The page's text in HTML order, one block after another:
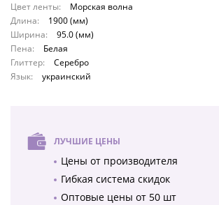
Цвет ленты:
Морская волна
Длина:
1900 (мм)
Ширина:
95.0 (мм)
Пена:
Белая
Глиттер:
Серебро
Язык:
украинский
ЛУЧШИЕ ЦЕНЫ
Цены от производителя
Гибкая система скидок
Оптовые цены от 50 шт